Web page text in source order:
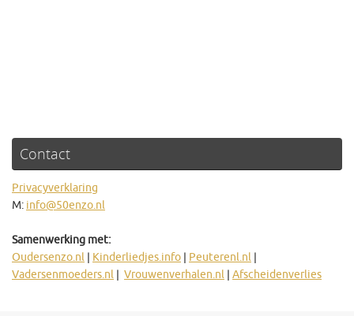
Contact
Privacyverklaring
M: info@50enzo.nl
Samenwerking met:
Oudersenzo.nl | Kinderliedjes.info | Peuterenl.nl |
Vadersenmoeders.nl | Vrouwenverhalen.nl | Afscheidenverlies